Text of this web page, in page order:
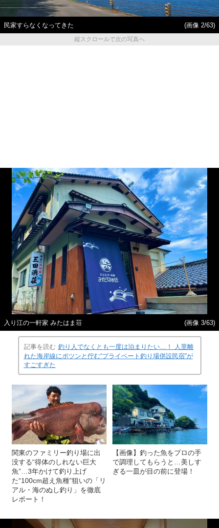
民家すらなくなってきた
(画像 2/63)
縦スクロールで次の写真へ
入り江の一軒家 みたはま荘 (画像 3/63)
記事を読む 釣り人でなくとも一度は泊まりたい…！ 人里離
れた海岸線にポツンと佇む“プライベート釣り場併設民宿”が
すごすぎた
関東のファミリー釣り場に出
没する“得体のしれない巨大
魚”…3年かけて釣り上げ
た“100cm超え魚種”狙いの「リ
アル・海のぬし釣り」を徹底
レポート！
【画像】釣った魚をプロの手
で調理してもらうと…美しす
ぎる一皿が目の前に登場！